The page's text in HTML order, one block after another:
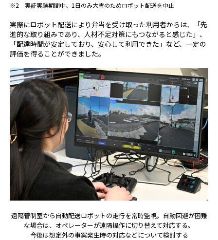
※2 実証実験期間中、1日のみ大雪のためロボット配送を中止
実際にロボット配送により弁当を受け取った利用者からは、「先
進的な取り組みであり、人材不足対策にもつながると感じた」、
「配達時間が安定しており、安心して利用できた」など、一定の
評価を得ることができました。
遠隔管制室から自動配送ロボットの走行を常時監視。自動回避が困難
な場合は、オペレーターが遠隔操作に切り替えて対応する。
今後は想定外の事案発生時の対応などについて検討する